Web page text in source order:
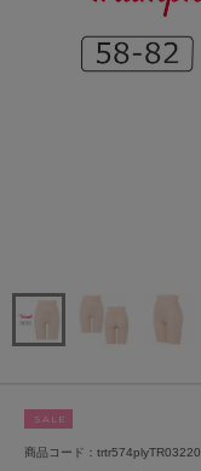
SALE
商品コード：